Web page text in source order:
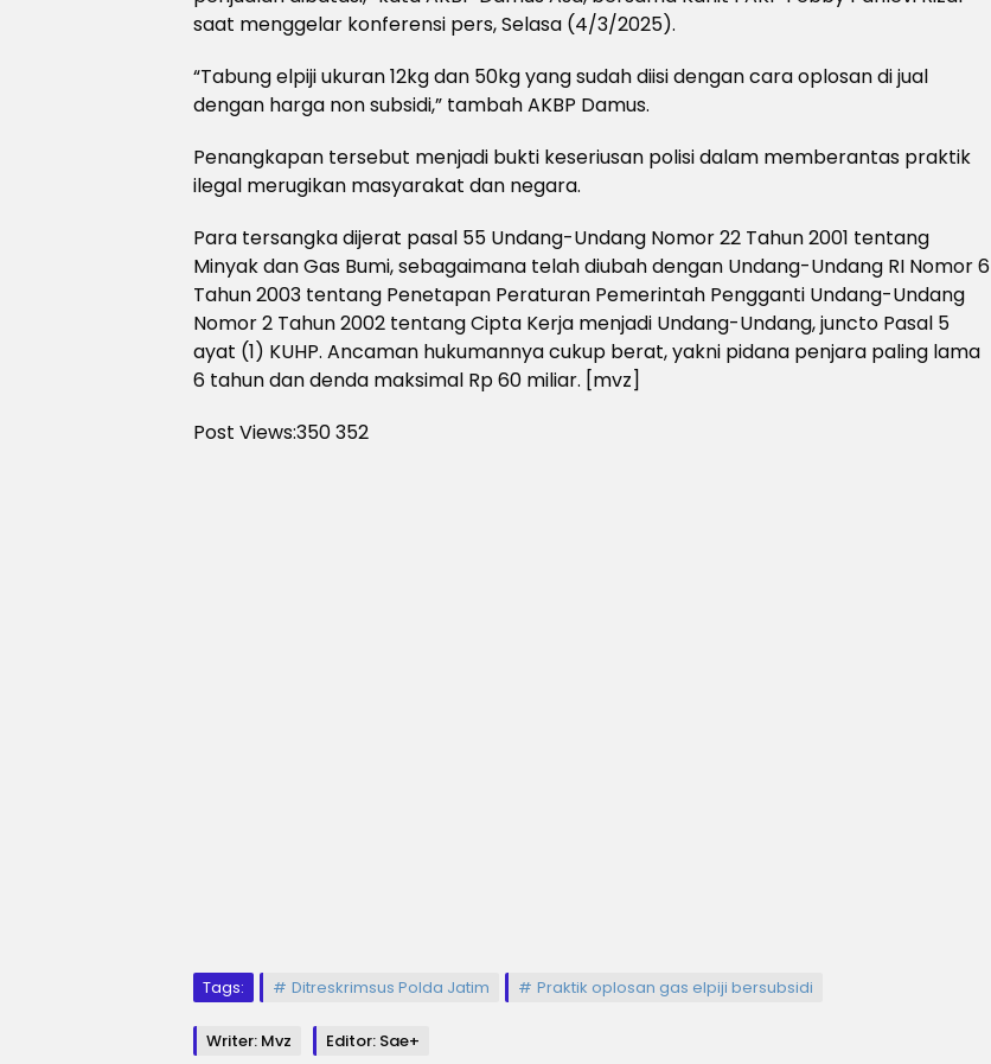
saat menggelar konferensi pers, Selasa (4/3/2025).
“Tabung elpiji ukuran 12kg dan 50kg yang sudah diisi dengan cara oplosan di jual
dengan harga non subsidi,” tambah AKBP Damus.
Penangkapan tersebut menjadi bukti keseriusan polisi dalam memberantas praktik
ilegal merugikan masyarakat dan negara.
Para tersangka dijerat pasal 55 Undang-Undang Nomor 22 Tahun 2001 tentang
Minyak dan Gas Bumi, sebagaimana telah diubah dengan Undang-Undang RI Nomor 6
Tahun 2003 tentang Penetapan Peraturan Pemerintah Pengganti Undang-Undang
Nomor 2 Tahun 2002 tentang Cipta Kerja menjadi Undang-Undang, juncto Pasal 5
ayat (1) KUHP. Ancaman hukumannya cukup berat, yakni pidana penjara paling lama
6 tahun dan denda maksimal Rp 60 miliar. [mvz]
Post Views:350352
Tags: Ditreskrimsus Polda Jatim Praktik oplosan gas elpiji bersubsidi
Writer: Mvz Editor: Sae+